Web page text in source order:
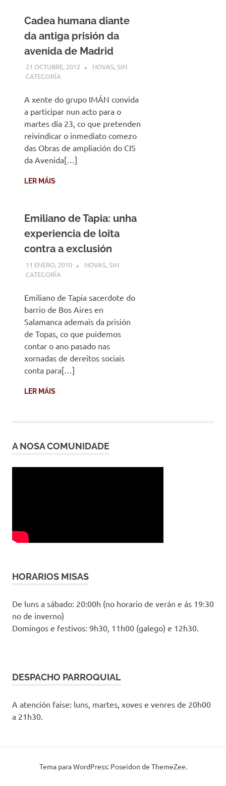
Cadea humana diante
da antiga prisión da
avenida de Madrid
21 OCTUBRE, 2012 DESARROLLO
NOVAS,SIN
CATEGORÍA
A xente do grupo IMÁN convida
a participar nun acto para o
martes día 23, co que pretenden
reivindicar o inmediato comezo
das Obras de ampliación do CIS
da Avenida[…]
LER MÁIS
Emiliano de Tapia: unha
experiencia de loita
contra a exclusión
11 ENERO, 2010 DESARROLLO
NOVAS,SIN
CATEGORÍA
Emiliano de Tapia sacerdote do
barrio de Bos Aires en
Salamanca ademais da prisión
de Topas, co que puidemos
contar o ano pasado nas
xornadas de dereitos sociais
conta para[…]
LER MÁIS
A NOSA COMUNIDADE
HORARIOS MISAS
De luns a sábado: 20:00h (no horario de verán e ás 19:30
no de inverno)
Domingos e festivos: 9h30, 11h00 (galego) e 12h30.
DESPACHO PARROQUIAL
A atención faise: luns, martes, xoves e venres de 20h00
a 21h30.
Tema para WordPress: Poseidon de ThemeZee.